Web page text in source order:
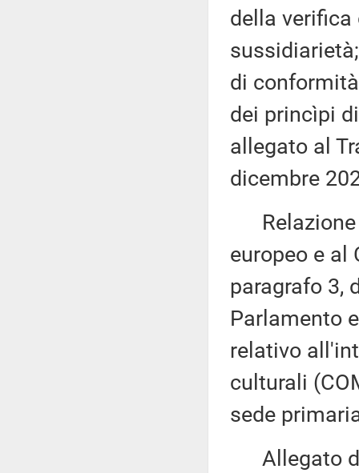
della
di
dei princìpi
allegato al
dicembre
Relazione
europeo e al
paragrafo 3,
Parlamento
relativo
culturali
sede
Allegato